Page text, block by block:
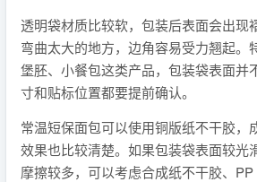
透明袋材质比较软，包装后表面会出现
弯曲太大的地方，边角容易受力翘起。
堡胚、小餐包这类产品，包装袋表面并
寸和贴标位置都要提前确认。
常温短保面包可以使用铜版纸不干胶，
效果也比较清楚。如果包装袋表面较光
摩擦较多，可以考虑合成纸不干胶、PP